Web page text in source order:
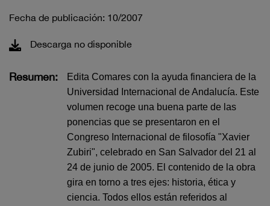
Fecha de publicación: 10/2007
Descarga no disponible
Resumen:
Edita Comares con la ayuda financiera de la
Universidad Internacional de Andalucía. Este
volumen recoge una buena parte de las
ponencias que se presentaron en el
Congreso Internacional de filosofía "Xavier
Zubiri", celebrado en San Salvador del 21 al
24 de junio de 2005. El contenido de la obra
gira en torno a tres ejes: historia, ética y
ciencia. Todos ellos están referidos al